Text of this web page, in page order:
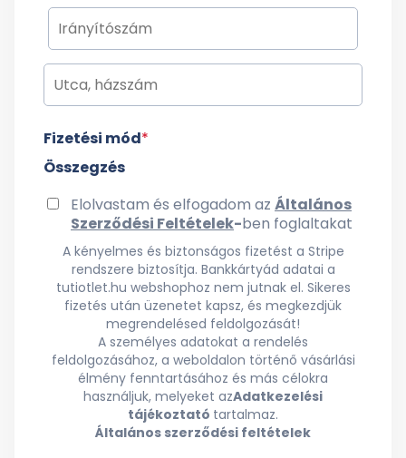
Fizetési mód*
Összegzés
Elolvastam és elfogadom az Általános
Szerződési Feltételek-ben foglaltakat
A kényelmes és biztonságos fizetést a Stripe
rendszere biztosítja. Bankkártyád adatai a
tutiotlet.hu webshophoz nem jutnak el. Sikeres
fizetés után üzenetet kapsz, és megkezdjük
megrendelésed feldolgozását!
A személyes adatokat a rendelés
feldolgozásához, a weboldalon történő vásárlási
élmény fenntartásához és más célokra
használjuk, melyeket azAdatkezelési
tájékoztató tartalmaz.
Általános szerződési feltételek